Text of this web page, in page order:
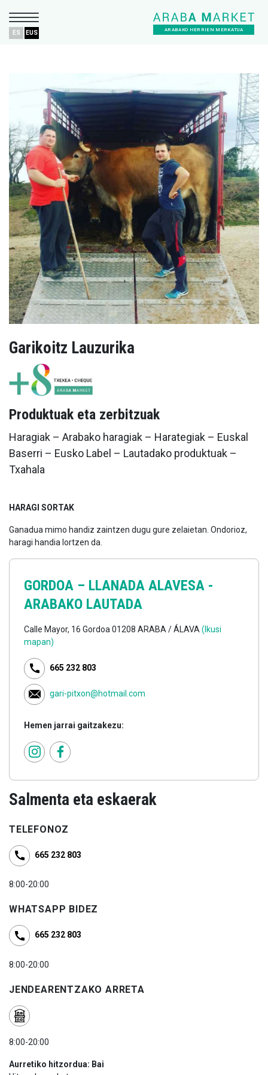
ARABAKO HERRIEN MERKATUA
ES EUS
Garikoitz Lauzurika
Produktuak eta zerbitzuak
Haragiak – Arabako haragiak – Harategiak – Euskal
Baserri – Eusko Label – Lautadako produktuak –
Txahala
HARAGI SORTAK
Ganadua mimo handiz zaintzen dugu gure zelaietan. Ondorioz,
haragi handia lortzen da.
GORDOA – LLANADA ALAVESA -
ARABAKO LAUTADA
Calle Mayor, 16 Gordoa 01208 ARABA / ÁLAVA (Ikusi
mapan)
665 232 803
gari-pitxon@hotmail.com
Hemen jarrai gaitzakezu:
Salmenta eta eskaerak
TELEFONOZ
665 232 803
8:00-20:00
WHATSAPP BIDEZ
665 232 803
8:00-20:00
JENDEARENTZAKO ARRETA
8:00-20:00
Aurretiko hitzordua: Bai